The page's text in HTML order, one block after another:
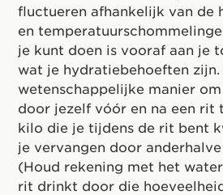
fluctueren afhankelijk van de
en
je kunt doen is vooraf aan je
wat je hydratiebehoeften zijn.
wetenschappelijke manier
door jezelf vóór en na een rit
kilo die je tijdens de rit bent
je vervangen door
(Houd rekening met het
rit drinkt door die